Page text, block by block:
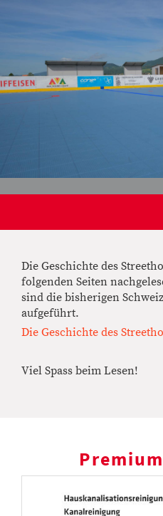
Die Geschichte des
folgenden Seiten
sind die bisherigen
aufgeführt.
Die Geschichte des
Viel Spass beim Lesen!